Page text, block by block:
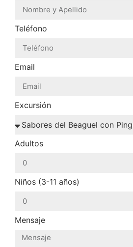
Teléfono
Email
Excursión
Adultos
Niños (3-11 años)
Mensaje